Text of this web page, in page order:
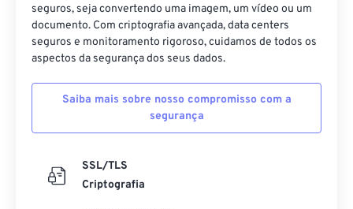
seguros, seja convertendo uma imagem, um vídeo ou um
documento. Com criptografia avançada, data centers
seguros e monitoramento rigoroso, cuidamos de todos os
aspectos da segurança dos seus dados.
Saiba mais sobre nosso compromisso com a
segurança
SSL/TLS
Criptografia